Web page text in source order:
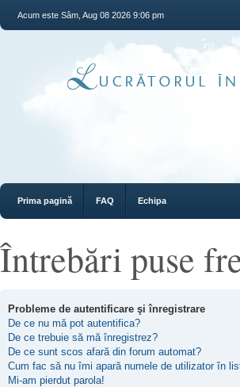
Acum este Sâm, Aug 08 2026 9:06 pm
Prima pagină FAQ Echipa
Întrebări puse
Probleme de autentificare şi înregistrare
De ce nu mă pot autentifica?
De ce trebuie să mă înregistrez?
De ce sunt scos afară din forum automat?
Cum fac să nu îmi apară numele de utilizator în
Mi-am pierdut parola!